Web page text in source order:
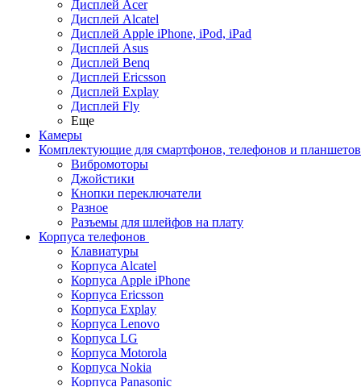
Дисплей Acer
Дисплей Alcatel
Дисплей Apple iPhone, iPod, iPad
Дисплей Asus
Дисплей Benq
Дисплей Ericsson
Дисплей Explay
Дисплей Fly
Еще
Камеры
Комплектующие для смартфонов, телефонов и планшетов
Вибромоторы
Джойстики
Кнопки переключатели
Разное
Разъемы для шлейфов на плату
Корпуса телефонов
Клавиатуры
Корпуса Alcatel
Корпуса Apple iPhone
Корпуса Ericsson
Корпуса Explay
Корпуса Lenovo
Корпуса LG
Корпуса Motorola
Корпуса Nokia
Корпуса Panasonic